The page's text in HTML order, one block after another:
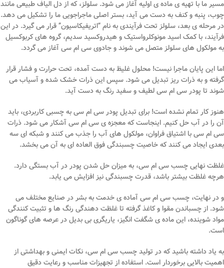
مسیر ما با تهیه ی ماده ی اولیه آغاز می شود. سلولز، که از دل الیاف طبیعی مانند
چوب، پنبه و کنف به دست می آید، بستر اصلی ماجراجویی ما را تشکیل می دهد.
در مرحله ی بعد، سلولز تحت فرآیندی به نام “اتریفیکاسیون” قرار می گیرد. در این
فرآیند، با کمک اسید مونوکلرواستیک و هیدروکسید سدیم، گروه های کربوکسیل
به مولکول های سلولز متصل می شوند و جادوی سی ام سی آغاز می گردد.
اما این پایان ماجرا نیست! محلول غلیظ به دست آمده، تحت حرارت و فشار قرار
گرفته و به ذرات ریز تبدیل می شود. سپس این ذرات خشک شده و آسیاب می
شوند تا پودر سی ام سی لطیف و سفید رنگ به دست آید.
هنوز کار تمام نشده است! برای تبدیل پودر سی ام سی به چسبی کاربردی، باید
آن را در آب حل کنیم. اینجاست که معجزه ی سی ام سی آشکار می شود. ذرات
سی ام سی با اشتیاق فراوان، مولکول های آب را جذب می کنند و شبکه ای سه
بعدی ایجاد می کنند که خاصیت چسبندگی فوق العاده ای به آن می بخشد.
غلظت نهایی چسب سی ام سی، به میزان حل شدن پودر در آب بستگی دارد.
هرچه غلظت بیشتر باشد، قدرت چسبندگی نیز افزایش می یابد.
و در نهایت، چسب سی ام سی آماده ی خدمت به بشر در صنایع مختلف می
شود. از چسباندن مقوا و کاغذ گرفته تا غلظت دهندگی رنگ ها و تثبیت کنندگی
مواد شوینده، این ماده ی شگفت انگیز، یاریگری بی بدیل در عرصه های گوناگون
است.
به یاد داشته باشید که در تولید چسب سی ام سی، نکات ایمنی و بهداشتی از
اهمیت بالایی برخوردار است. استفاده از تجهیزات مناسب و رعایت دقیق